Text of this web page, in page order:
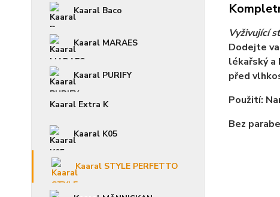
Kaaral Baco
Kaaral MARAES
Kaaral PURIFY
Kaaral Extra K
Kaaral K05
Kaaral STYLE PERFETTO
Vyživující
Dodejte
lékařský a
před
Použití:
Bez